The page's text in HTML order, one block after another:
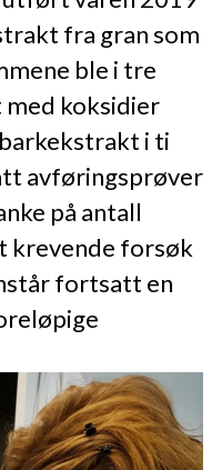
fra gran som
ble i tre
koksidier
i ti
avføringsprøver
på antall
krevende forsøk
fortsatt en